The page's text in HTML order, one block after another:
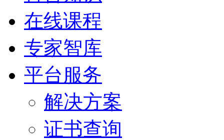
在线课程
专家智库
平台服务
解决方案
证书查询